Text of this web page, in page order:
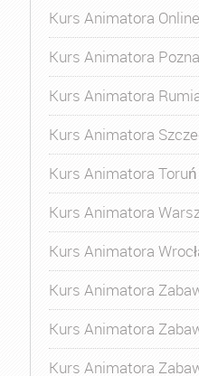
Kurs Animatora Online
Kurs Animatora
Kurs Animatora
Kurs Animatora
Kurs Animatora Toruń
Kurs Animatora
Kurs Animatora
Kurs Animatora
Kurs Animatora
Kurs Animatora